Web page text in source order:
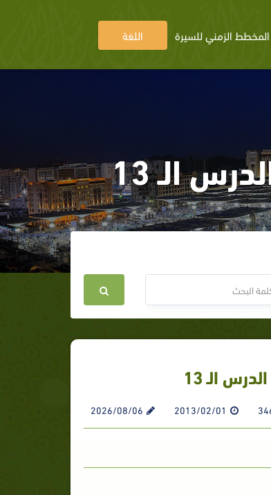
المخطط الزمني للسيرة اللغة
الـ 13
الـ 13
2013/02/01
2026/08/06